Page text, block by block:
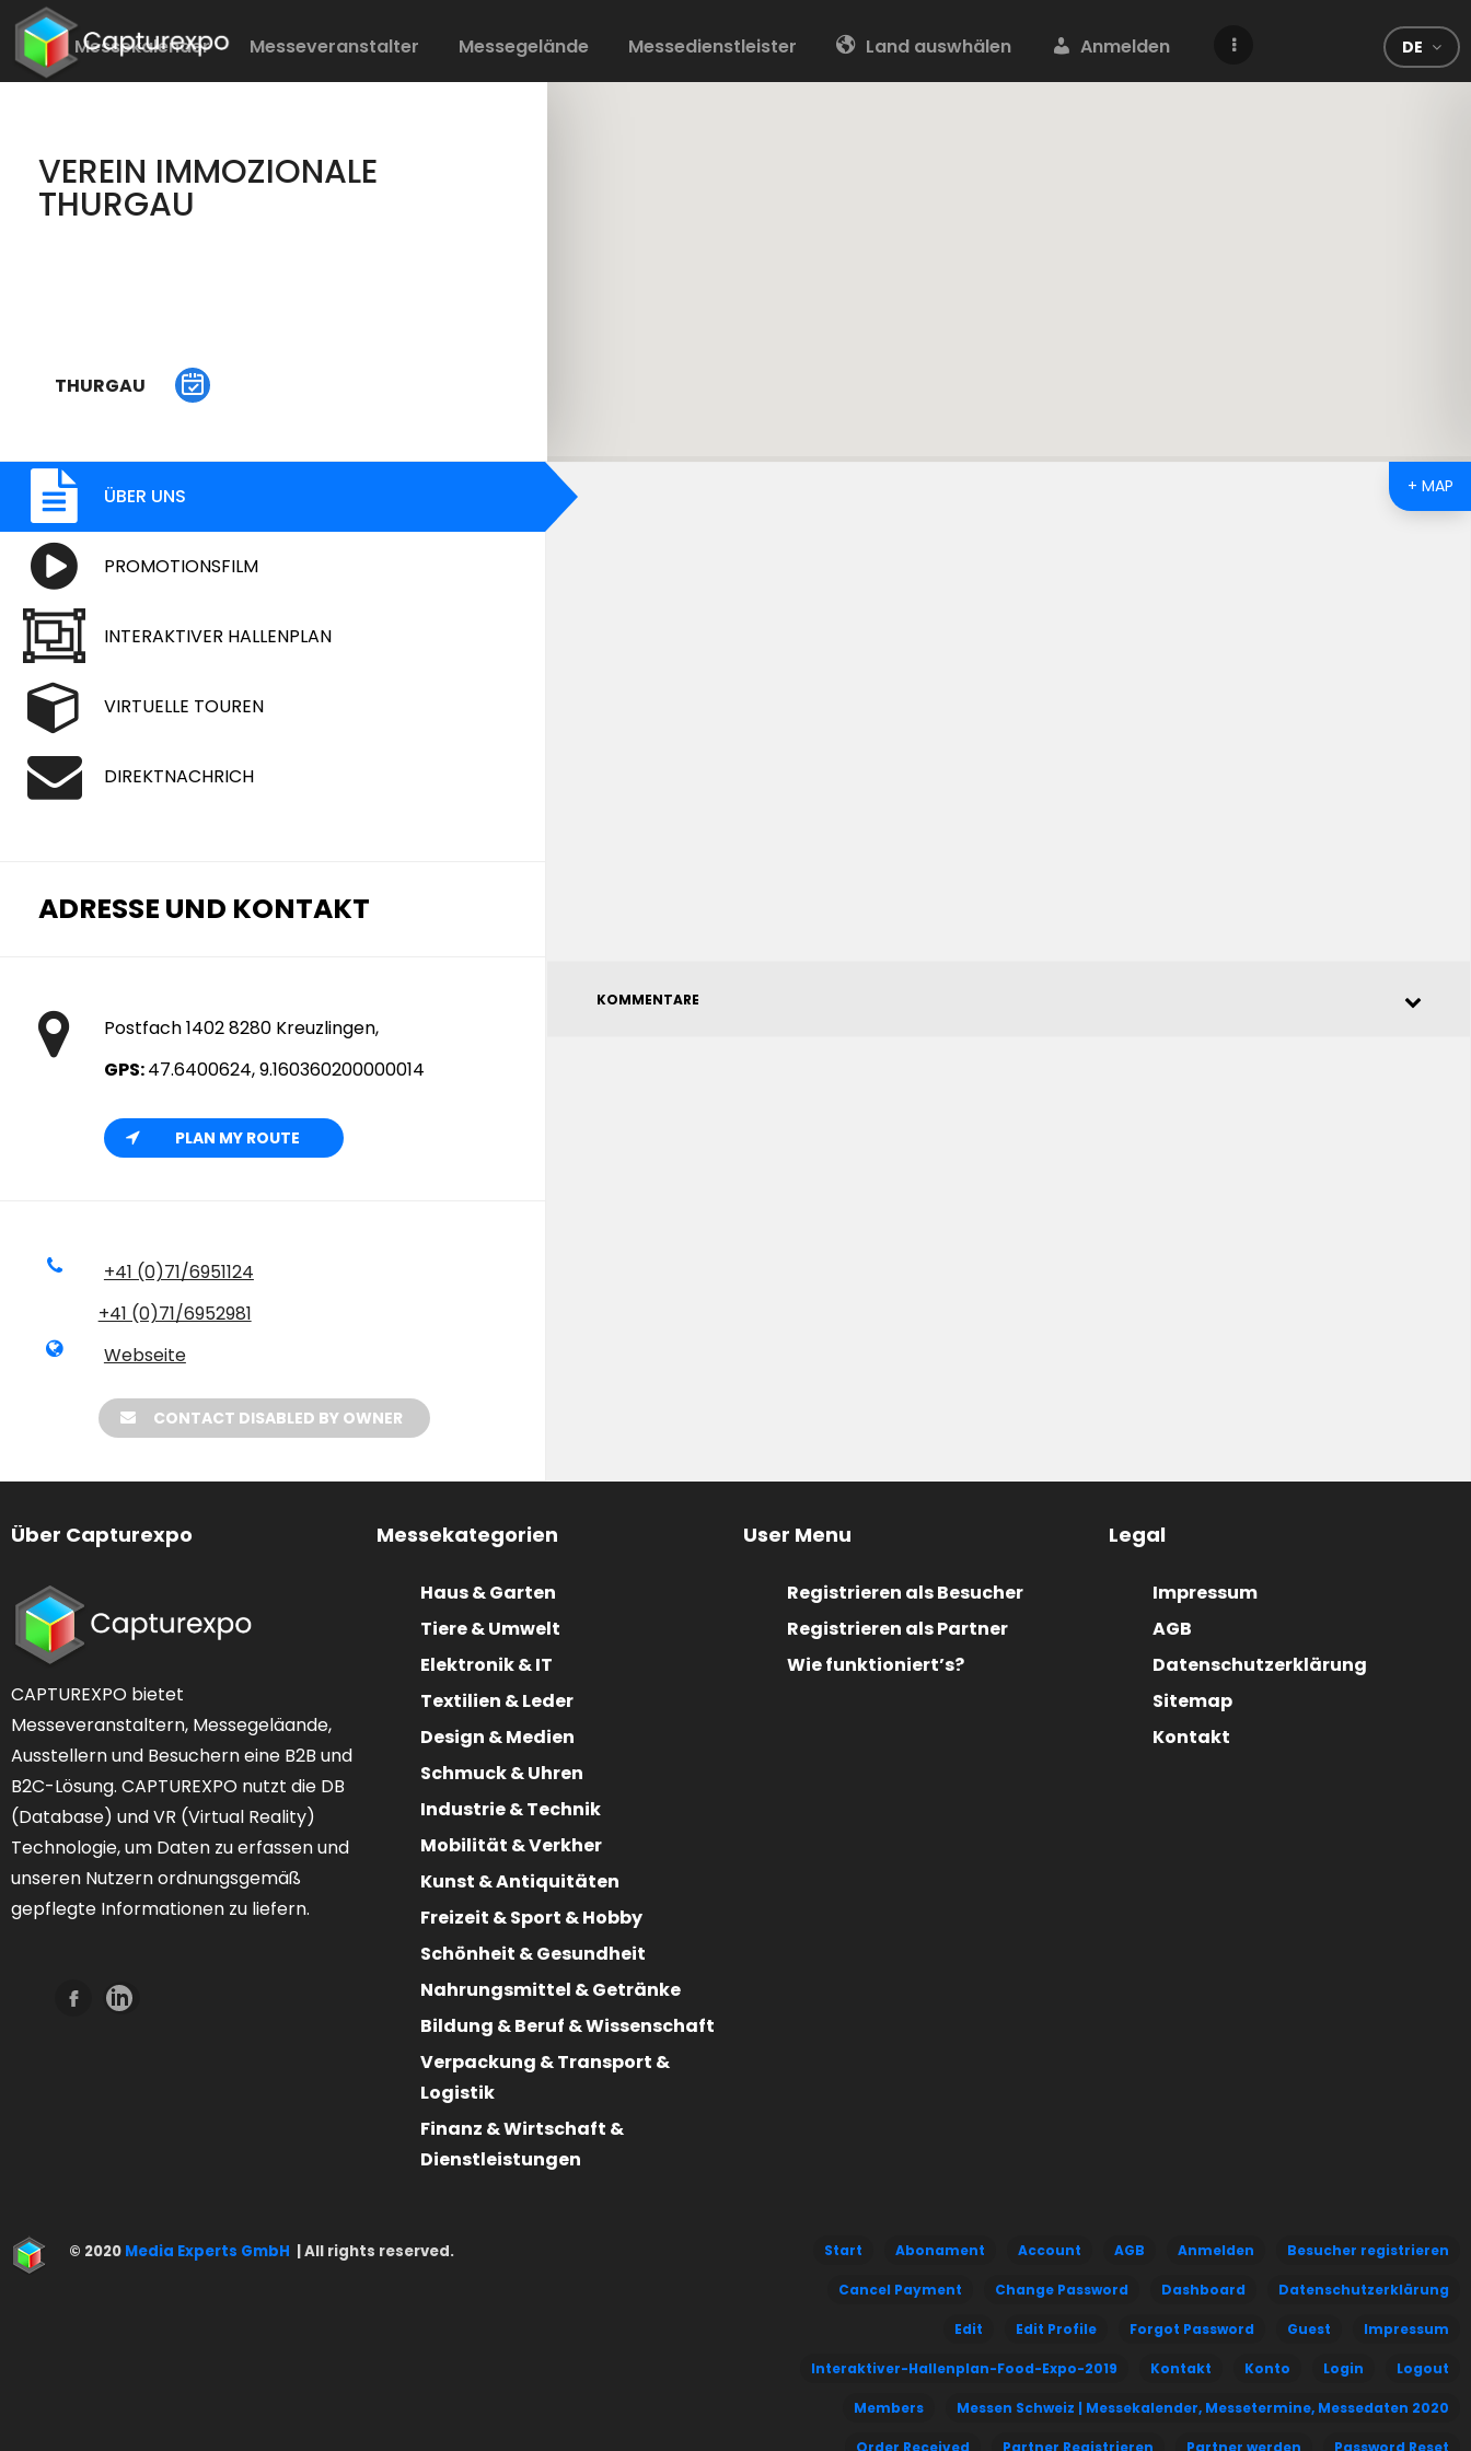
Messekalender Messeveranstalter Messegelände Messedienstleister Land auswhälen Anmelden DE
VEREIN IMMOZIONALE
THURGAU
THURGAU
+ MAP
ÜBER UNS
PROMOTIONSFILM
INTERAKTIVER HALLENPLAN
VIRTUELLE TOUREN
DIREKTNACHRICH
ADRESSE UND KONTAKT
Postfach 1402 8280 Kreuzlingen,
GPS:47.6400624, 9.160360200000014
PLAN MY ROUTE
+41 (0)71/6951124
+41 (0)71/6952981
Webseite
CONTACT DISABLED BY OWNER
KOMMENTARE
Über Capturexpo
CAPTUREXPO bietet
Messeveranstaltern, Messegeläande,
Ausstellern und Besuchern eine B2B und
B2C-Lösung. CAPTUREXPO nutzt die DB
(Database) und VR (Virtual Reality)
Technologie, um Daten zu erfassen und
unseren Nutzern ordnungsgemäß
gepflegte Informationen zu liefern.
Messekategorien
Haus & Garten
Tiere & Umwelt
Elektronik & IT
Textilien & Leder
Design & Medien
Schmuck & Uhren
Industrie & Technik
Mobilität & Verkher
Kunst & Antiquitäten
Freizeit & Sport & Hobby
Schönheit & Gesundheit
Nahrungsmittel & Getränke
Bildung & Beruf & Wissenschaft
Verpackung & Transport &
Logistik
Finanz & Wirtschaft &
Dienstleistungen
User Menu
Registrieren als Besucher
Registrieren als Partner
Wie funktioniert’s?
Legal
Impressum
AGB
Datenschutzerklärung
Sitemap
Kontakt
Start Abonament Account AGB Anmelden Besucher registrieren
Cancel Payment Change Password Dashboard Datenschutzerklärung
Edit Edit Profile Forgot Password Guest Impressum
Interaktiver-Hallenplan-Food-Expo-2019 Kontakt Konto Login Logout
Members Messen Schweiz | Messekalender, Messetermine, Messedaten 2020
Order Received Partner Registrieren Partner werden Password Reset
© 2020 Media Experts GmbH | All rights reserved.